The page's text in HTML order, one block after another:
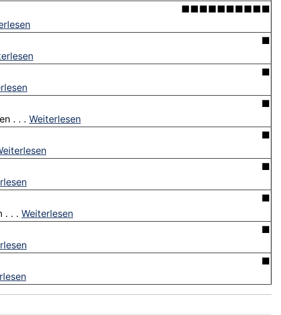
■■■■■■■■■■
■
■
■
. . . Weiterlesen
■
■
■
. . . Weiterlesen
■
■